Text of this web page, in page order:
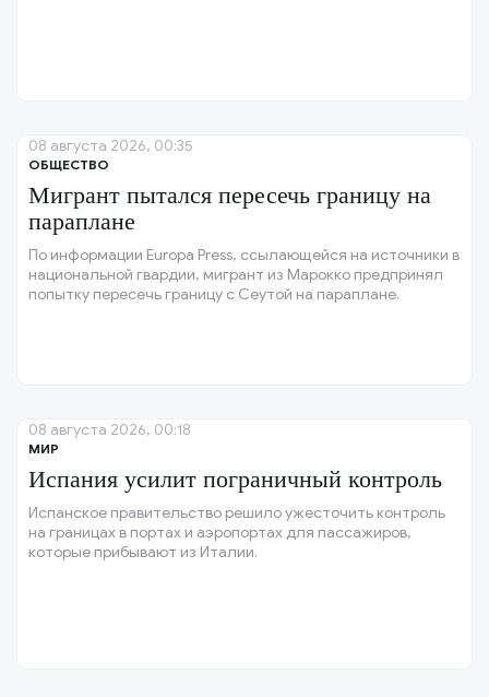
ОБЩЕСТВО
Мигрант пытался пересечь границу на
параплане
По информации Europa Press, ссылающейся на источники в
национальной гвардии, мигрант из Марокко предпринял
попытку пересечь границу с Сеутой на параплане.
08 августа 2026, 00:35
МИР
Испания усилит пограничный контроль
Испанское правительство решило ужесточить контроль
на границах в портах и аэропортах для пассажиров,
которые прибывают из Италии.
08 августа 2026, 00:18